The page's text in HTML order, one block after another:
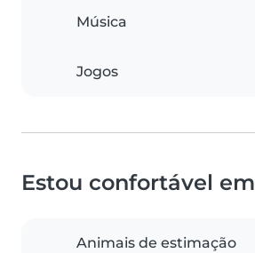
Música
Jogos
Estou confortável em
Animais de estimação